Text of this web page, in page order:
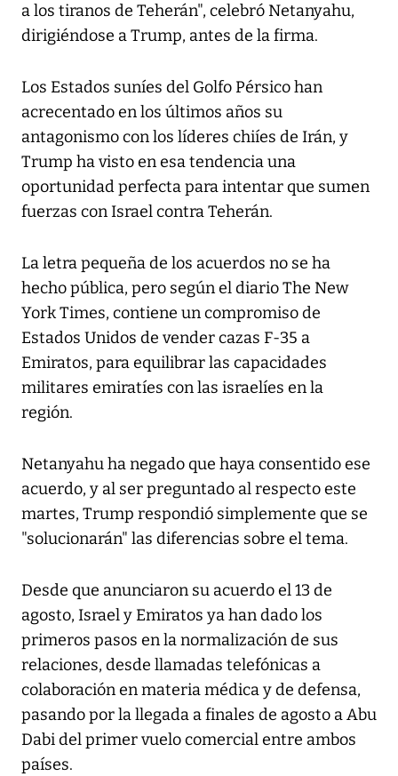
a los tiranos de Teherán", celebró Netanyahu,
dirigiéndose a Trump, antes de la firma.
Los Estados suníes del Golfo Pérsico han
acrecentado en los últimos años su
antagonismo con los líderes chiíes de Irán, y
Trump ha visto en esa tendencia una
oportunidad perfecta para intentar que sumen
fuerzas con Israel contra Teherán.
La letra pequeña de los acuerdos no se ha
hecho pública, pero según el diario The New
York Times, contiene un compromiso de
Estados Unidos de vender cazas F-35 a
Emiratos, para equilibrar las capacidades
militares emiratíes con las israelíes en la
región.
Netanyahu ha negado que haya consentido ese
acuerdo, y al ser preguntado al respecto este
martes, Trump respondió simplemente que se
"solucionarán" las diferencias sobre el tema.
Desde que anunciaron su acuerdo el 13 de
agosto, Israel y Emiratos ya han dado los
primeros pasos en la normalización de sus
relaciones, desde llamadas telefónicas a
colaboración en materia médica y de defensa,
pasando por la llegada a finales de agosto a Abu
Dabi del primer vuelo comercial entre ambos
países.